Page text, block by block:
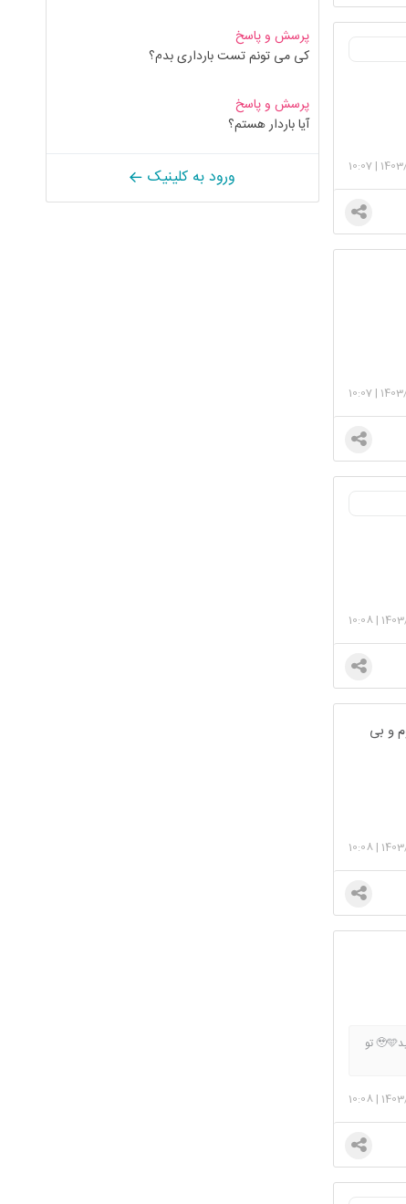
|
10:07
|
10:07
|
10:08
و بی
|
10:08
در تاریخ 1404/01/23 بی بی چکم واضح مثبت شد خدایا برای تو دلیم ممنونم🥹 ی صلوات برای سلامتی تو دلیم میفرستید🥹🩵 تو
|
10:08
پرسش و پاسخ
کی می تونم تست بارداری بدم؟
پرسش و پاسخ
آیا باردار هستم؟
ورود به کلینیک